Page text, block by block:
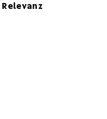
Relevanz